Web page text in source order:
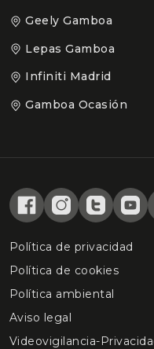
Geely Gamboa
Lepas Gamboa
Infiniti Madrid
Gamboa Ocasión
Política de privacidad
Política de cookies
Política ambiental
Aviso legal
Videovigilancia-